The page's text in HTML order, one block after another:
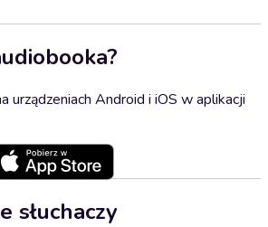
urządzeniach Android i iOS w aplikacji
słuchaczy